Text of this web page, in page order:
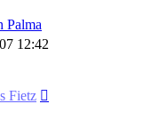
Palma
12:42
Fietz